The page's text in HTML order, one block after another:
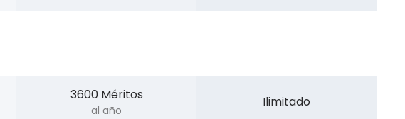
3600 Méritos
al año
Ilimitado